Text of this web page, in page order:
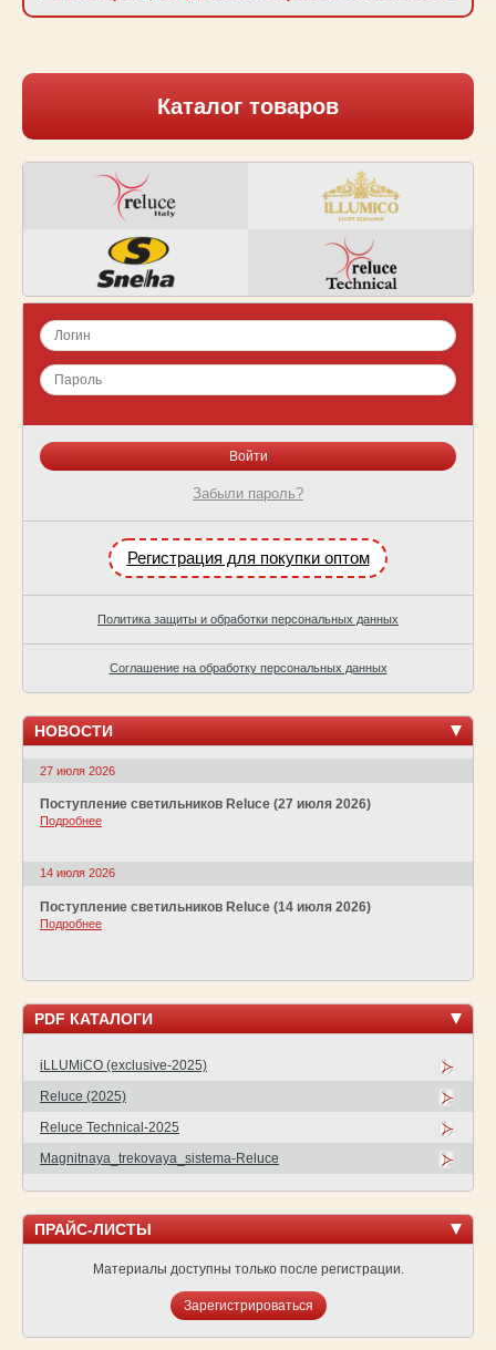
Каталог товаров
Забыли пароль?
Регистрация для покупки оптом
Политика защиты и обработки персональных данных
Соглашение на обработку персональных данных
НОВОСТИ
27 июля 2026
Поступление светильников Reluce (27 июля 2026)
Подробнее
14 июля 2026
Поступление светильников Reluce (14 июля 2026)
Подробнее
PDF КАТАЛОГИ
iLLUMiCO (exclusive-2025)
Reluce (2025)
Reluce Technical-2025
Magnitnaya_trekovaya_sistema-Reluce
ПРАЙС-ЛИСТЫ
Материалы доступны только после регистрации.
Зарегистрироваться